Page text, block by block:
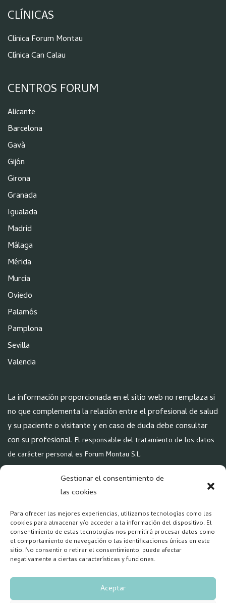
Gestionar el consentimiento de
las cookies
Para ofrecer las mejores experiencias, utilizamos tecnologías como las
cookies para almacenar y/o acceder a la información del dispositivo. El
consentimiento de estas tecnologías nos permitirá procesar datos como
el comportamiento de navegación o las identificaciones únicas en este
sitio. No consentir o retirar el consentimiento, puede afectar
negativamente a ciertas características y funciones.
Aceptar
CLÍNICAS
Clinica Forum Montau
Clínica Can Calau
CENTROS FORUM
Alicante
Barcelona
Gavà
Gijón
Girona
Granada
Igualada
Madrid
Málaga
Mérida
Murcia
Oviedo
Palamós
Pamplona
Sevilla
Valencia
La información proporcionada en el sitio web no remplaza si
no que complementa la relación entre el profesional de salud
y su paciente o visitante y en caso de duda debe consultar
con su profesional. El responsable del tratamiento de los datos
de carácter personal es Forum Montau S.L.
Política Cookies
REDES